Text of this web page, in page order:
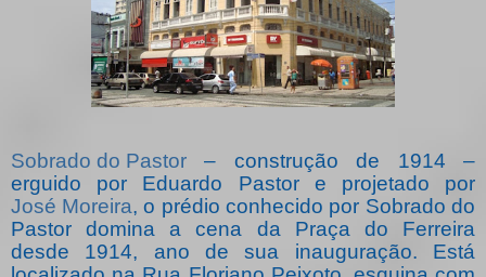
Sobrado do Pastor – construção de 1914 –
erguido por Eduardo Pastor e projetado por
José Moreira, o prédio conhecido por Sobrado do
Pastor domina a cena da Praça do Ferreira
desde 1914, ano de sua inauguração. Está